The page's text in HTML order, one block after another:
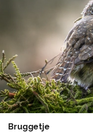
Bruggetje